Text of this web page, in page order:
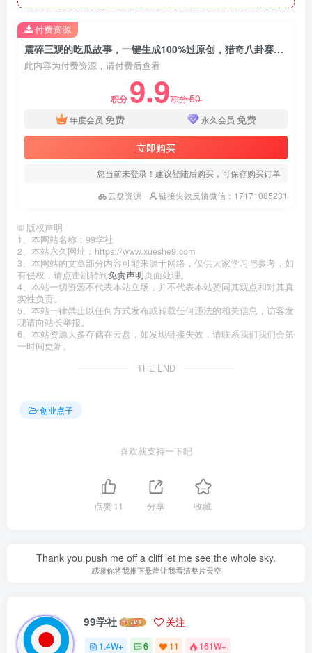
震碎三观的吃瓜故事，一键生成100%过原创，猎奇八卦赛道，简单操作日入过千，可批量
此内容为付费资源，请付费后查看
积分 9.9积分50
年度会员 免费 永久会员 免费
立即购买
您当前未登录！建议登陆后购买，可保存购买订单
云盘资源
链接失效反馈微信：17171085231
付费资源
© 版权声明
1、本网站名称：99学社
2、本站永久网址：https://www.xueshe9.com
3、本网站的文章部分内容可能来源于网络，仅供大家学习与参考，如
有侵权，请点击跳转到免责声明页面处理。
4、本站一切资源不代表本站立场，并不代表本站赞同其观点和对其真
实性负责。
5、本站一律禁止以任何方式发布或转载任何违法的相关信息，访客发
现请向站长举报。
6、本站资源大多存储在云盘，如发现链接失效，请联系我们我们会第
一时间更新。
THE END
创业点子
喜欢就支持一下吧
点赞11 分享 收藏
Thank you push me off a cliff let me see the whole sky.
感谢你将我推下悬崖让我看清整片天空
99学社 关注
1.4W+ 6 11 161W+